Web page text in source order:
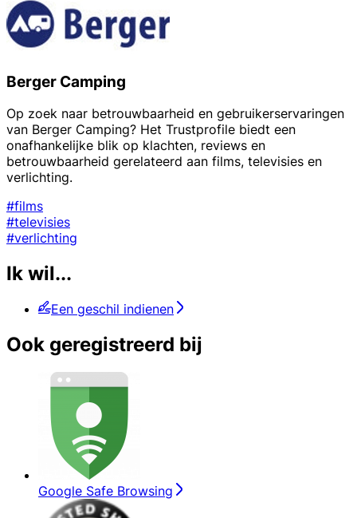
Berger Camping
Op zoek naar betrouwbaarheid en gebruikerservaringen
van Berger Camping? Het Trustprofile biedt een
onafhankelijke blik op klachten, reviews en
betrouwbaarheid gerelateerd aan films, televisies en
verlichting.
#films
#televisies
#verlichting
Ik wil...
Een geschil indienen
Ook geregistreerd bij
Google Safe Browsing